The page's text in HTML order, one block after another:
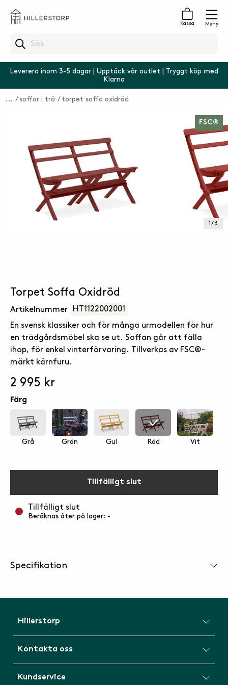
Kassa Meny
Leverera inom 3-5 dagar | Upptäck vår outlet | Tryggt köp med
Klarna
soffor i trä torpet soffa oxidröd
1 / 3
FSC®
Torpet Soffa Oxidröd
Artikelnummer HT1122002001
En svensk klassiker och för många urmodellen för hur
en trädgårdsmöbel ska se ut. Soffan går att fälla
ihop, för enkel vinterförvaring. Tillverkas av FSC®-
märkt kärnfuru.
2 995 kr
Färg
Grå Grön Gul Röd Vit
Tillfälligt slut
Tillfälligt slut
Beräknas åter på lager: -
Specifikation
Hillerstorp
Kontakta oss
Kundservice